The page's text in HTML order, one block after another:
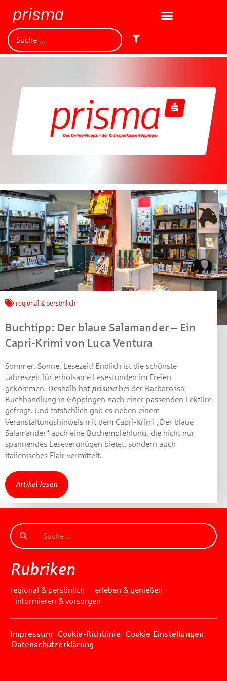
regional & persönlich
Buchtipp: Der blaue Salamander – Ein
Capri-Krimi von Luca Ventura
Sommer, Sonne, Lesezeit! Endlich ist die schönste
Jahreszeit für erholsame Lesestunden im Freien
gekommen. Deshalb hat prisma bei der Barbarossa-
Buchhandlung in Göppingen nach einer passenden Lektüre
gefragt. Und tatsächlich gab es neben einem
Veranstaltungshinweis mit dem Capri-Krimi „Der blaue
Salamander“ auch eine Buchempfehlung, die nicht nur
spannendes Lesevergnügen bietet, sondern auch
italienisches Flair vermittelt.
Artikel lesen
Rubriken
regional & persönlich
erleben & genießen
informieren & vorsorgen
Impressum Cookie-Richtlinie
Cookie Einstellungen
Datenschutzerklärung
Jetzt mitmachen und
Machen Sie mit bei unserem Gewinnspiel! Bis 31.
Treffpunkt Gold der Kreissparkasse Göppingen im Wert
von je 30 Euro.
Beantworten Sie einfach folgende Frage:
Welches Jubiläum feiert die Kreissparkasse
Göppingen in diesem Jahr?
Gewinnspiel geschlossen